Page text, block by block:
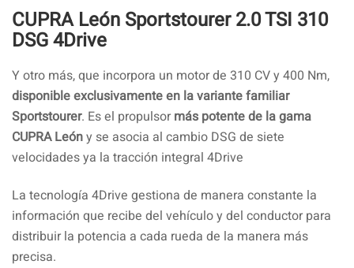
CUPRA León Sportstourer 2.0 TSI 310
DSG 4Drive
Y otro más, que incorpora un motor de 310 CV y 400 Nm,
disponible exclusivamente en la variante familiar
Sportstourer. Es el propulsormás potente de la gama
CUPRA Leóny se asocia al cambio DSG de siete
velocidades ya la tracción integral 4Drive
La tecnología 4Drive gestiona de manera constante la
información que recibe del vehículo y del conductor para
distribuir la potencia a cada rueda de la manera más
precisa.